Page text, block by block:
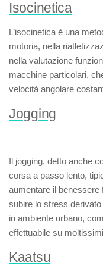
Isocinetica
L’isocinetica è una
motoria, nella
nella valutazione
macchine particolari,
velocità angolare
Jogging
Il jogging, detto anche
corsa a passo lento,
aumentare il benessere
subire lo stress
in ambiente urbano,
effettuabile su
Kaatsu